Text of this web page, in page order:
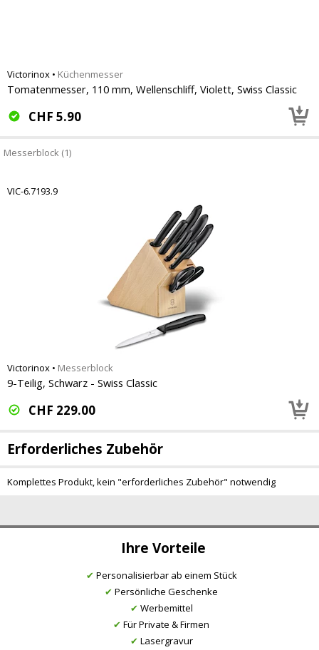
Ihre Vorteile
✔ Personalisierbar ab einem Stück
✔ Persönliche Geschenke
✔ Werbemittel
✔ Für Private & Firmen
✔ Lasergravur
Victorinox • Küchenmesser
Tomatenmesser, 110 mm, Wellenschliff, Violett, Swiss Classic
CHF 5.90
Messerblock (1)
VIC-6.7193.9
Victorinox • Messerblock
9-Teilig, Schwarz - Swiss Classic
CHF 229.00
Erforderliches Zubehör
Komplettes Produkt, kein "erforderliches Zubehör" notwendig